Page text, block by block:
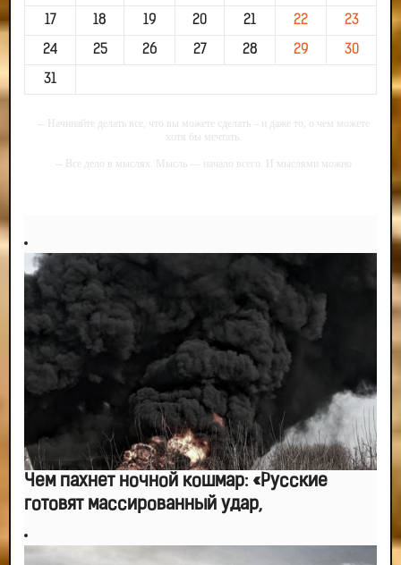
17 18 19 20 21 22 23
24 25 26 27 28 29 30
31
-- Начинайте делать все, что вы можете сделать – и даже то, о чем можете
хотя бы мечтать.
-- Все дело в мыслях. Мысль — начало всего. И мыслями можно
-- Самое большое богатство — это ум. Самая большая нищета — глупость.
Из всех страхов самый пугающий — самолюбование.
-- Лучшее, что можно сделать с хорошим советом, это пропустить его
мимо ушей. Он никогда не бывает полезен никому, кроме того, кто его дал.
-- Люблю давать советы и очень не люблю, когда их дают мне.
Чем пахнет ночной кошмар: «Русские
готовят массированный удар,